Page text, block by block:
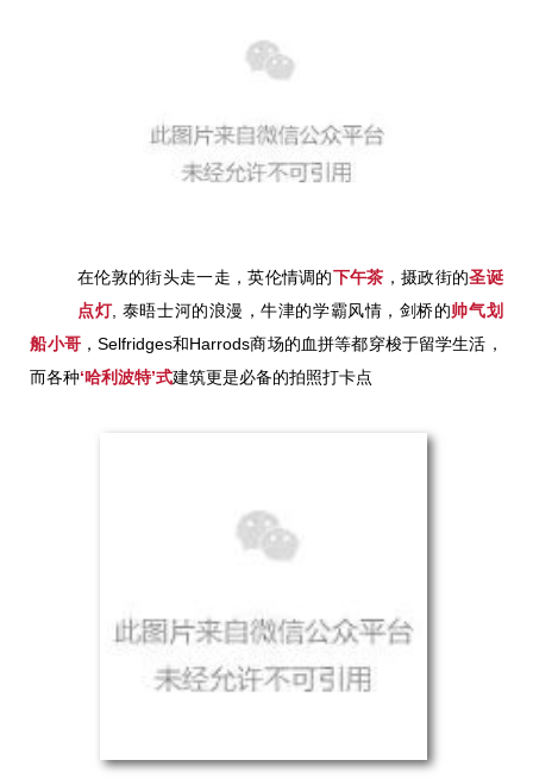
在伦敦的街头走一走，英伦情调的下午茶 ，摄政街的圣诞
点灯, 泰晤士河的浪漫，牛津的学霸风情，剑桥的帅气划
船小哥，Selfridges和Harrods商场的血拼等都穿梭于留学生活，
而各种‘哈利波特’式建筑更是必备的拍照打卡点